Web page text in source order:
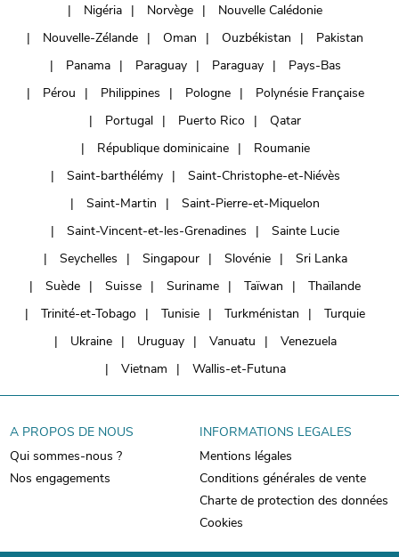
Nigéria
Norvège
Nouvelle Calédonie
Nouvelle-Zélande
Oman Ouzbékistan
Pakistan
Panama
Paraguay Paraguay
Pays-Bas
Pérou
Philippines Pologne
Polynésie Française
Portugal
Puerto Rico
Qatar
République dominicaine
Roumanie
Saint-barthélémy
Saint-Christophe-et-Niévès
Saint-Martin
Saint-Pierre-et-Miquelon
Saint-Vincent-et-les-Grenadines
Sainte Lucie
Seychelles
Singapour Slovénie
Sri Lanka
Suède
Suisse Suriname Taïwan
Thaïlande
Trinité-et-Tobago
Tunisie Turkménistan
Turquie
Ukraine
Uruguay Vanuatu
Venezuela
Vietnam
Wallis-et-Futuna
A PROPOS DE NOUS
Qui sommes-nous ?
Nos engagements
INFORMATIONS LEGALES
Mentions légales
Conditions générales de vente
Charte de protection des données
Cookies